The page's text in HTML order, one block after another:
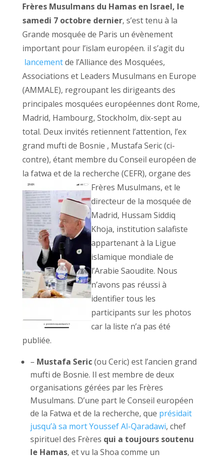
Frères Musulmans du Hamas en Israel, le
samedi 7 octobre dernier, s’est tenu à la
Grande mosquée de Paris un évènement
important pour l’islam européen. il s’agit du
lancementde l’Alliance des Mosquées,
Associations et Leaders Musulmans en Europe
(AMMALE), regroupant les dirigeants des
principales mosquées européennes dont Rome,
Madrid, Hambourg, Stockholm, dix-sept au
total. Deux invités retiennent l’attention, l’ex
grand mufti de Bosnie , Mustafa Seric (ci-
contre), étant membre du Conseil européen de
la fatwa et de la recherche (CEFR), organe des
Frères Musulmans, et le
directeur de la mosquée de
Madrid, Hussam Siddiq
Khoja, institution salafiste
appartenant à la Ligue
islamique mondiale de
l’Arabie Saoudite. Nous
n’avons pas réussi à
identifier tous les
participants sur les photos
car la liste n’a pas été
publiée.
– Mustafa Seric(ou Ceric) est l’ancien grand
mufti de Bosnie. Il est membre de deux
organisations gérées par les Frères
Musulmans. D’une part le Conseil européen
de la Fatwa et de la recherche, que présidait
jusqu’à sa mort Youssef Al-Qaradawi, chef
spirituel des Frères qui a toujours soutenu
le Hamas, et vu la Shoa comme un